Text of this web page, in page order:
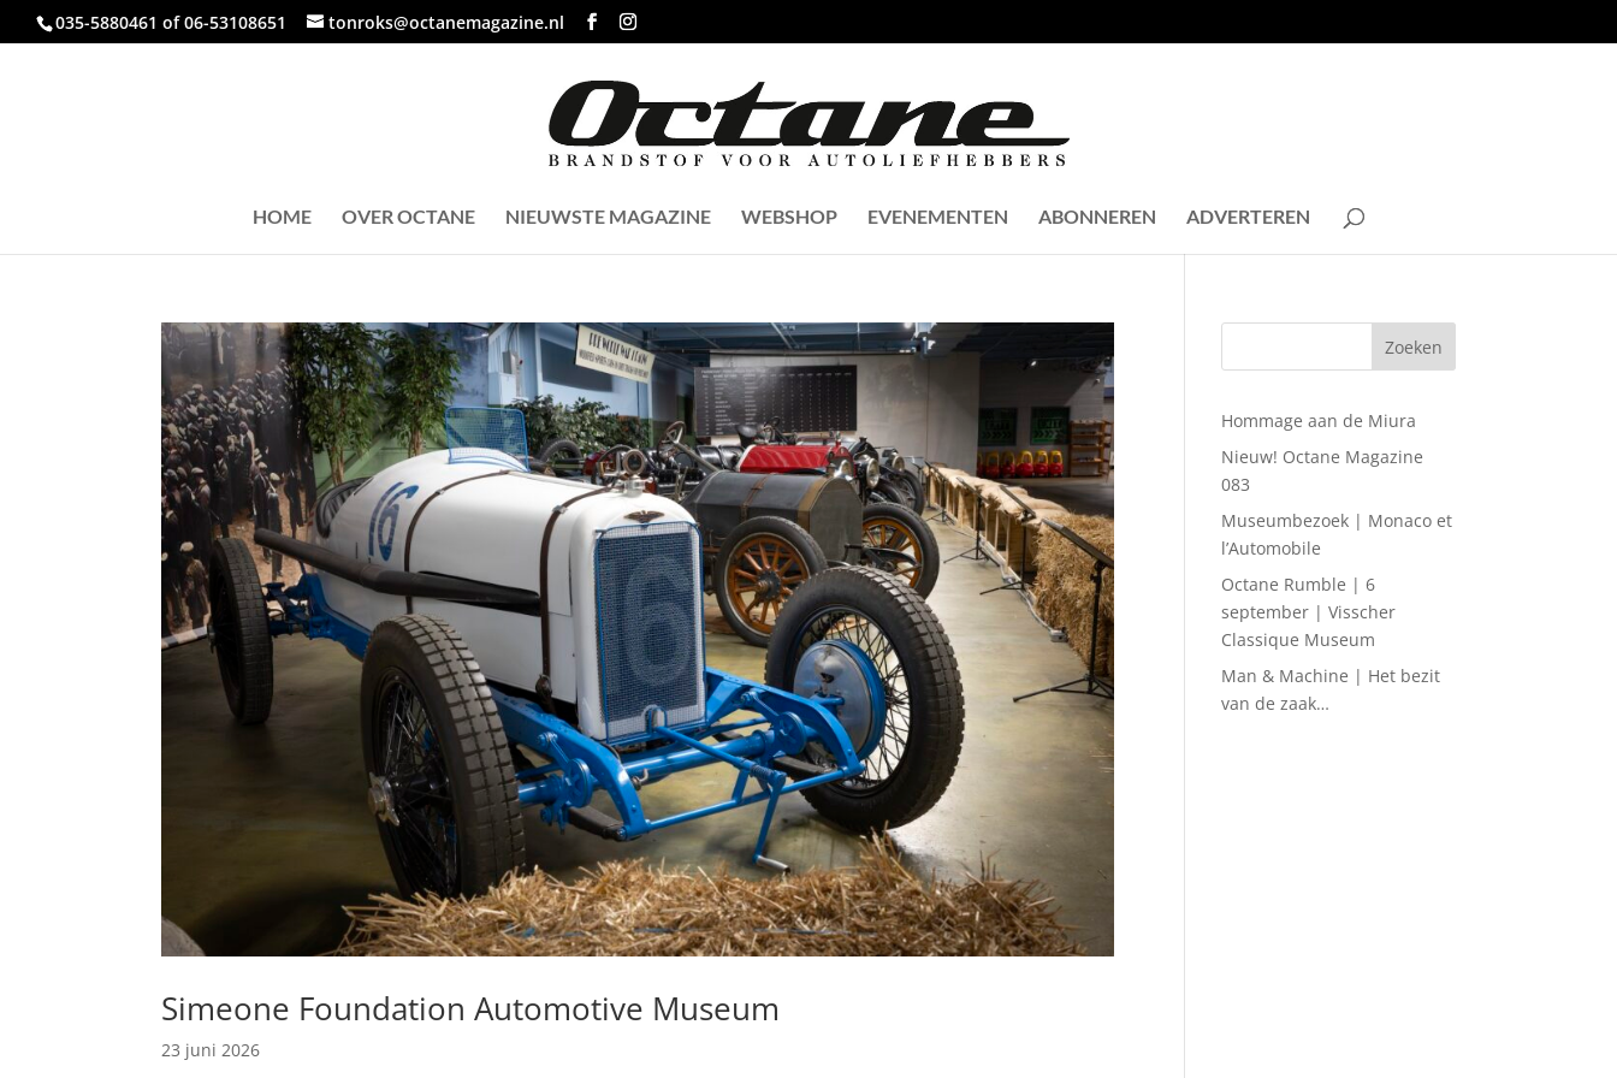
035-5880461 of 06-53108651 tonroks@octanemagazine.nl
HOME OVER OCTANE NIEUWSTE MAGAZINE WEBSHOP EVENEMENTEN ABONNEREN ADVERTEREN
Simeone Foundation Automotive Museum
23 juni 2026
Hommage aan de Miura
Nieuw! Octane Magazine
083
Museumbezoek | Monaco et
l’Automobile
Octane Rumble | 6
september | Visscher
Classique Museum
Man & Machine | Het bezit
van de zaak…